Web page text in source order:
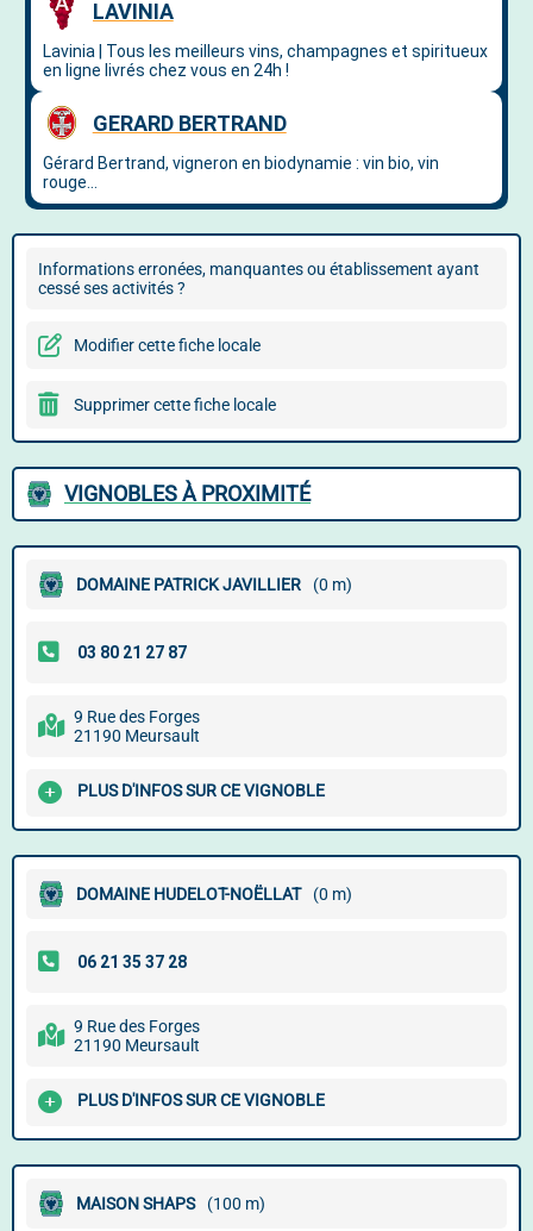
Informations erronées, manquantes ou établissement ayant
cessé ses activités ?
Modifier cette fiche locale
Supprimer cette fiche locale
VIGNOBLES À PROXIMITÉ
DOMAINE PATRICK JAVILLIER (0 m)
9 Rue des Forges
21190 Meursault
PLUS D'INFOS SUR CE VIGNOBLE
DOMAINE HUDELOT-NOËLLAT (0 m)
9 Rue des Forges
21190 Meursault
PLUS D'INFOS SUR CE VIGNOBLE
MAISON SHAPS (100 m)